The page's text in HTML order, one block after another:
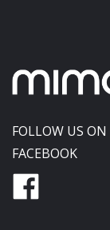
FOLLOW US ON
FACEBOOK